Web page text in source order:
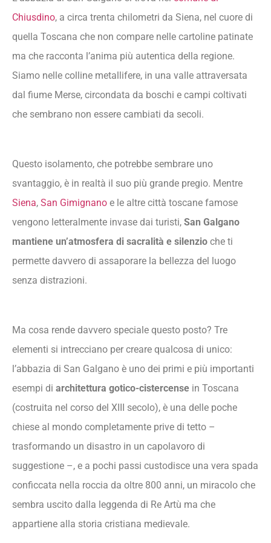
Informazioni Pratiche per Visitare San Galgano
Come Arrivare all’Abbazia di San Galgano
Quanto Tempo Dedicare alla Visita
Consigli da Insider per Vivere San Galgano al
Chiusdino, a circa trenta chilometri da Siena, nel cuore di
quella Toscana che non compare nelle cartoline patinate
ma che racconta l’anima più autentica della regione.
Siamo nelle colline metallifere, in una valle attraversata
dal fiume Merse, circondata da boschi e campi coltivati
che sembrano non essere cambiati da secoli.
Questo isolamento, che potrebbe sembrare uno
svantaggio, è in realtà il suo più grande pregio. Mentre
Siena, San Gimignano e le altre città toscane famose
vengono letteralmente invase dai turisti, San Galgano
mantiene un’atmosfera di sacralità e silenzio che ti
permette davvero di assaporare la bellezza del luogo
senza distrazioni.
Ma cosa rende davvero speciale questo posto? Tre
elementi si intrecciano per creare qualcosa di unico:
l’abbazia di San Galgano è uno dei primi e più importanti
esempi di architettura gotico-cistercense in Toscana
(costruita nel corso del XIII secolo), è una delle poche
chiese al mondo completamente prive di tetto –
trasformando un disastro in un capolavoro di
suggestione –, e a pochi passi custodisce una vera spada
conficcata nella roccia da oltre 800 anni, un miracolo che
sembra uscito dalla leggenda di Re Artù ma che
appartiene alla storia cristiana medievale.